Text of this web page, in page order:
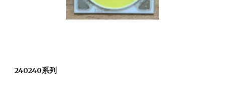
240240系列